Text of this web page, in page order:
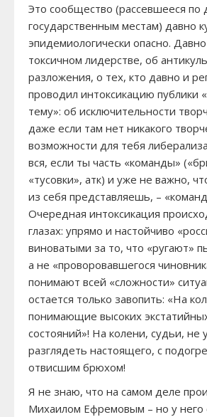
Это сообщество (рассевшееся
государственным местам) давно
эпидемиологически опасно.
токсичном лидерстве, об
разложения, о тех, кто давно и
проводил интоксикацию публики
тему»: об исключительности
даже если там нет никакого
возможности для тебя
вся, если ты часть «команды»
«тусовки», атк) и уже не важно,
из себя представляешь, –
Очередная интоксикация
глазах: упрямо и настойчиво
виноватыми за то, что «ругают»
а не «проворовавшегося
понимают всей «сложности»
остается только завопить: «На
понимающие высоких
состояний»! На колени, судьи,
разглядеть настоящего, с
отвисшим брюхом!
Я не знаю, что на самом деле
Михаилом Ефремовым – но у него